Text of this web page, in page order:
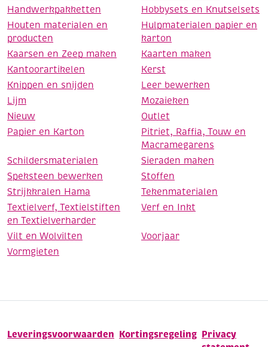
Handwerkpakketten
Hobbysets en Knutselsets
Houten materialen en
producten
Hulpmaterialen papier en
karton
Kaarsen en Zeep maken
Kaarten maken
Kantoorartikelen
Kerst
Knippen en snijden
Leer bewerken
Lijm
Mozaieken
Nieuw
Outlet
Papier en Karton
Pitriet, Raffia, Touw en
Macramegarens
Schildersmaterialen
Sieraden maken
Speksteen bewerken
Stoffen
Strijkkralen Hama
Tekenmaterialen
Textielverf, Textielstiften
en Textielverharder
Verf en Inkt
Vilt en Wolvilten
Voorjaar
Vormgieten
Leveringsvoorwaarden Kortingsregeling Privacy